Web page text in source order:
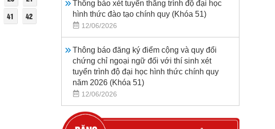
41
42
Thông báo xét tuyển thẳng trình độ đại học
hình thức đào tạo chính quy (Khóa 51)
12/06/2026
Thông báo đăng ký điểm cộng và quy đổi
chứng chỉ ngoại ngữ đối với thí sinh xét
tuyển trình độ đại học hình thức chính quy
năm 2026 (Khóa 51)
12/06/2026